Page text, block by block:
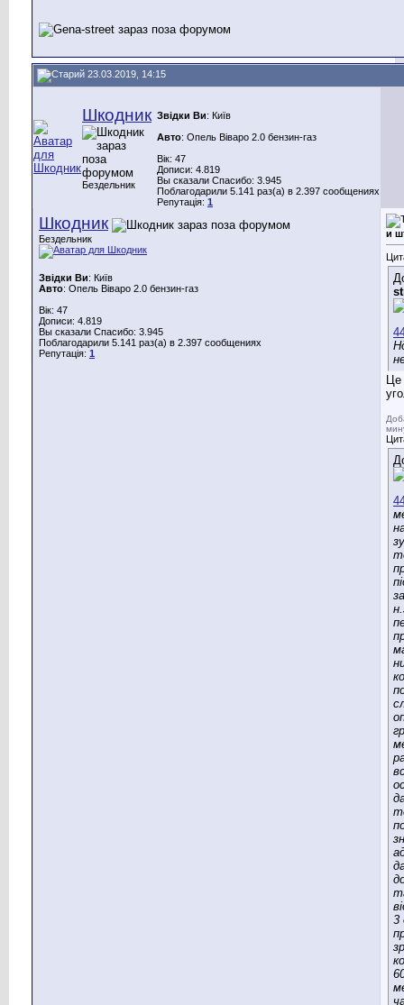
23.03.2019, 14:15
Шкодник
Бездельник
Звідки Ви: Київ
Авто: Опель Віваро 2.0 бензин-газ
Вік: 47
Дописи: 4.819
Вы сказали Спасибо: 3.945
Поблагодарили 5.141 раз(а) в 2.397 сообщениях
Репутація: 1
Шкодник
Бездельник
Звідки Ви: Київ
Авто: Опель Віваро 2.0 бензин-газ
Вік: 47
Дописи: 4.819
Вы сказали Спасибо: 3.945
Поблагодарили 5.141 раз(а) в 2.397 сообщениях
Репутація: 1
и
3